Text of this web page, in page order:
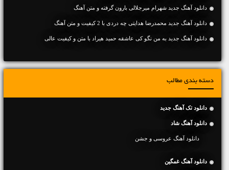
دانلود آهنگ جديد شهرام میرجلالی بارون گرفته و متن آهنگ
دانلود آهنگ جديد محمدرضا هدایتی چه دردی با 2 کیفیت و متن آهنگ
دانلود آهنگ جديد به من نگو کی عاشقه حمید هیراد با متن و کیفیت عالی
دسته بندی مطالب
دانلود تک آهنگ جدید
دانلود آهنگ شاد
دانلود آهنگ عروسی و جشن
دانلود آهنگ غمگین